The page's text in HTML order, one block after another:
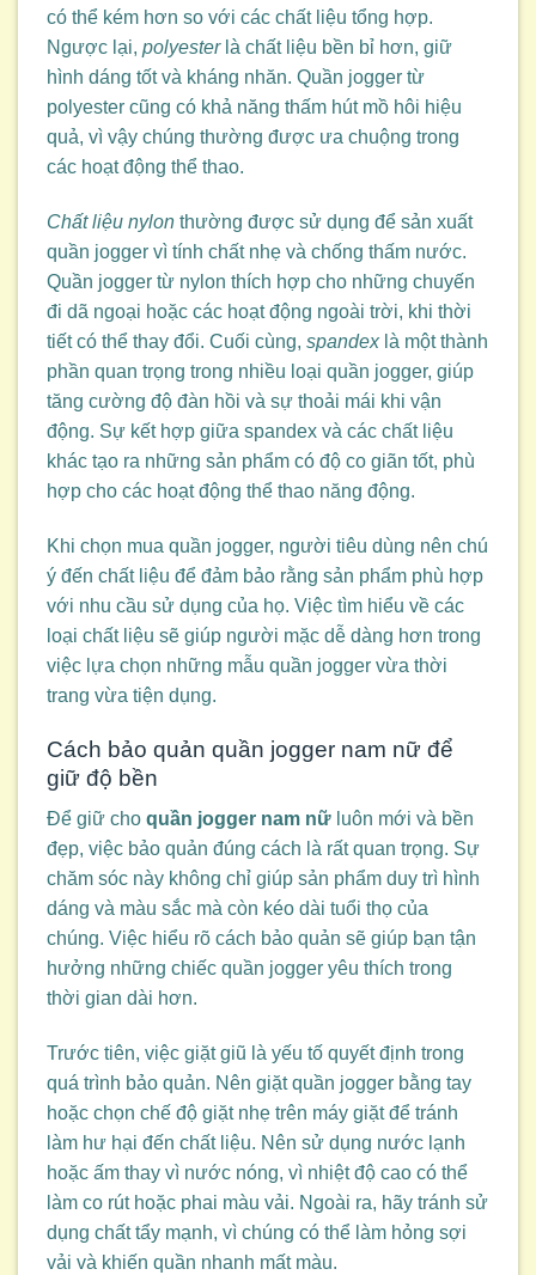
có thể kém hơn so với các chất liệu tổng hợp.
Ngược lại, polyesterlà chất liệu bền bỉ hơn, giữ
hình dáng tốt và kháng nhăn. Quần jogger từ
polyester cũng có khả năng thấm hút mồ hôi hiệu
quả, vì vậy chúng thường được ưa chuộng trong
các hoạt động thể thao.
Chất liệu nylon thường được sử dụng để sản xuất
quần jogger vì tính chất nhẹ và chống thấm nước.
Quần jogger từ nylon thích hợp cho những chuyến
đi dã ngoại hoặc các hoạt động ngoài trời, khi thời
tiết có thể thay đổi. Cuối cùng, spandexlà một thành
phần quan trọng trong nhiều loại quần jogger, giúp
tăng cường độ đàn hồi và sự thoải mái khi vận
động. Sự kết hợp giữa spandex và các chất liệu
khác tạo ra những sản phẩm có độ co giãn tốt, phù
hợp cho các hoạt động thể thao năng động.
Khi chọn mua quần jogger, người tiêu dùng nên chú
ý đến chất liệu để đảm bảo rằng sản phẩm phù hợp
với nhu cầu sử dụng của họ. Việc tìm hiểu về các
loại chất liệu sẽ giúp người mặc dễ dàng hơn trong
việc lựa chọn những mẫu quần jogger vừa thời
trang vừa tiện dụng.
Cách bảo quản quần jogger nam nữ để
giữ độ bền
Để giữ cho quần jogger nam nữ luôn mới và bền
đẹp, việc bảo quản đúng cách là rất quan trọng. Sự
chăm sóc này không chỉ giúp sản phẩm duy trì hình
dáng và màu sắc mà còn kéo dài tuổi thọ của
chúng. Việc hiểu rõ cách bảo quản sẽ giúp bạn tận
hưởng những chiếc quần jogger yêu thích trong
thời gian dài hơn.
Trước tiên, việc giặt giũ là yếu tố quyết định trong
quá trình bảo quản. Nên giặt quần jogger bằng tay
hoặc chọn chế độ giặt nhẹ trên máy giặt để tránh
làm hư hại đến chất liệu. Nên sử dụng nước lạnh
hoặc ấm thay vì nước nóng, vì nhiệt độ cao có thể
làm co rút hoặc phai màu vải. Ngoài ra, hãy tránh sử
dụng chất tẩy mạnh, vì chúng có thể làm hỏng sợi
vải và khiến quần nhanh mất màu.